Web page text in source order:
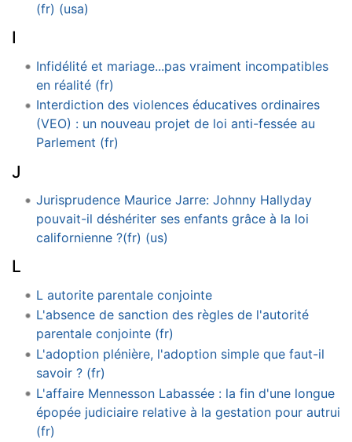
(fr) (usa)
I
Infidélité et mariage...pas vraiment incompatibles
en réalité (fr)
Interdiction des violences éducatives ordinaires
(VEO) : un nouveau projet de loi anti-fessée au
Parlement (fr)
J
Jurisprudence Maurice Jarre: Johnny Hallyday
pouvait-il déshériter ses enfants grâce à la loi
californienne ?(fr) (us)
L
L autorite parentale conjointe
L'absence de sanction des règles de l'autorité
parentale conjointe (fr)
L'adoption plénière, l'adoption simple que faut-il
savoir ? (fr)
L'affaire Mennesson Labassée : la fin d'une longue
épopée judiciaire relative à la gestation pour autrui
(fr)